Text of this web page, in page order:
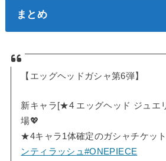
まとめ
【エッグヘッドガシャ第6弾】
新キャラ[★4 エッグヘッド ジュエ
場💖
★4キャラ1体確定のガシャチケット
ンティラッシュ #ONEPIECE